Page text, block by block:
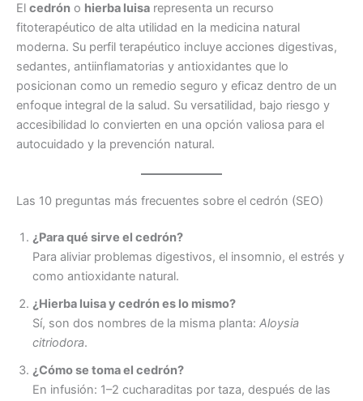
El cedrón o hierba luisa representa un recurso
fitoterapéutico de alta utilidad en la medicina natural
moderna. Su perfil terapéutico incluye acciones digestivas,
sedantes, antiinflamatorias y antioxidantes que lo
posicionan como un remedio seguro y eficaz dentro de un
enfoque integral de la salud. Su versatilidad, bajo riesgo y
accesibilidad lo convierten en una opción valiosa para el
autocuidado y la prevención natural.
Las 10 preguntas más frecuentes sobre el cedrón (SEO)
¿Para qué sirve el cedrón?
Para aliviar problemas digestivos, el insomnio, el estrés y
como antioxidante natural.
¿Hierba luisa y cedrón es lo mismo?
Sí, son dos nombres de la misma planta: Aloysia
citriodora.
¿Cómo se toma el cedrón?
En infusión: 1–2 cucharaditas por taza, después de las